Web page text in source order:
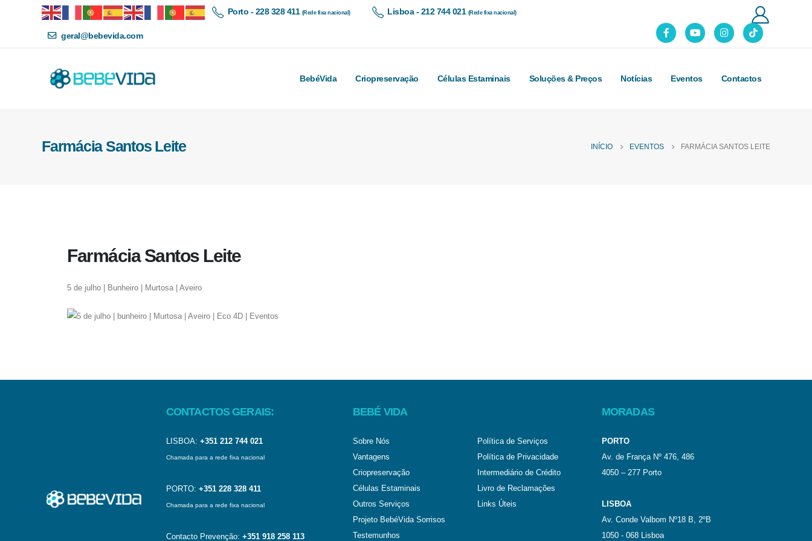
Porto - 228 328 411 (Rede fixa nacional) Lisboa - 212 744 021 (Rede fixa nacional)
geral@bebevida.com
BebéVida Criopreservação Células Estaminais Soluções & Preços Notícias Eventos Contactos
Farmácia Santos Leite INÍCIO EVENTOS FARMÁCIA SANTOS LEITE
Farmácia Santos Leite
5 de julho | Bunheiro | Murtosa | Aveiro
CONTACTOS GERAIS:
LISBOA: +351 212 744 021
Chamada para a rede fixa nacional
PORTO: +351 228 328 411
Chamada para a rede fixa nacional
Contacto Prevenção: +351 918 258 113
BEBÉ VIDA
Sobre Nós
Vantagens
Criopreservação
Células Estaminais
Outros Serviços
Projeto BebéVida Sorrisos
Testemunhos
Política de Serviços
Política de Privacidade
Intermediário de Crédito
Livro de Reclamações
Links Úteis
MORADAS
PORTO
Av. de França Nº 476, 486
4050 – 277 Porto
LISBOA
Av. Conde Valbom Nº18 B, 2ºB
1050 - 068 Lisboa